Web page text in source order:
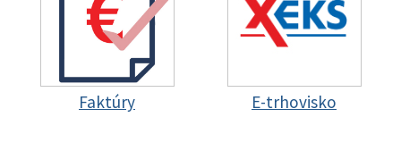
Faktúry E-trhovisko